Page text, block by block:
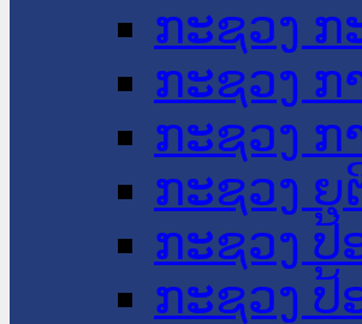
ກະຊວງ ກ
ກະຊວງ ກ
ກະຊວງ ກ
ກະຊວງ ຍຸ
ກະຊວງ ປ້
ກະຊວງ ປ້